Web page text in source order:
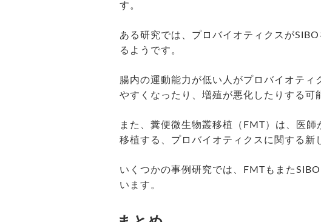
す。
ある研究では、プロバイオティクスが
るようです。
腸内の運動能力が低い人がプロバイオティ
やすくなったり、増殖が悪化したりする可
また、糞便微生物叢移植（FMT）は、医
移植する、プロバイオティクスに関する新
いくつかの事例研究では、FMTもまた
います。